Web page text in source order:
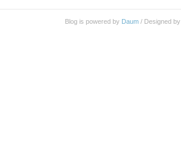
Blog is powered by Daum/ Designed by